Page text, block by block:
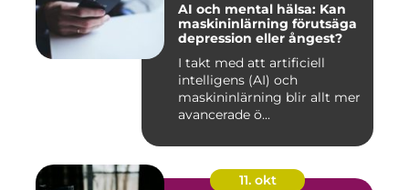
AI och mental hälsa: Kan
maskininlärning förutsäga
depression eller ångest?
I takt med att artificiell
intelligens (AI) och
maskininlärning blir allt mer
avancerade ö...
11. okt